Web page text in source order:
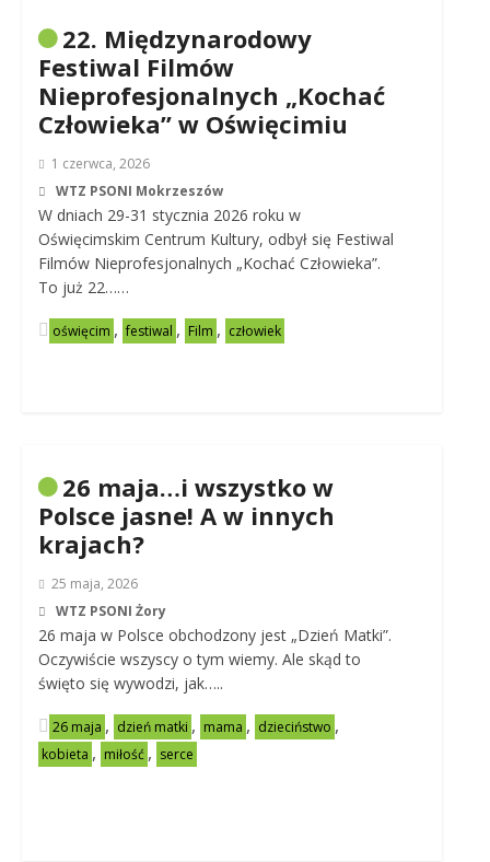
22. Międzynarodowy
Festiwal Filmów
Nieprofesjonalnych „Kochać
Człowieka” w Oświęcimiu
1 czerwca, 2026
WTZ PSONI Mokrzeszów
W dniach 29-31 stycznia 2026 roku w
Oświęcimskim Centrum Kultury, odbył się Festiwal
Filmów Nieprofesjonalnych „Kochać Człowieka”.
To już 22……
oświęcim , festiwal , Film , człowiek
26 maja…i wszystko w
Polsce jasne! A w innych
krajach?
25 maja, 2026
WTZ PSONI Żory
26 maja w Polsce obchodzony jest „Dzień Matki”.
Oczywiście wszyscy o tym wiemy. Ale skąd to
święto się wywodzi, jak…..
26 maja , dzień matki , mama , dzieciństwo ,
kobieta , miłość , serce